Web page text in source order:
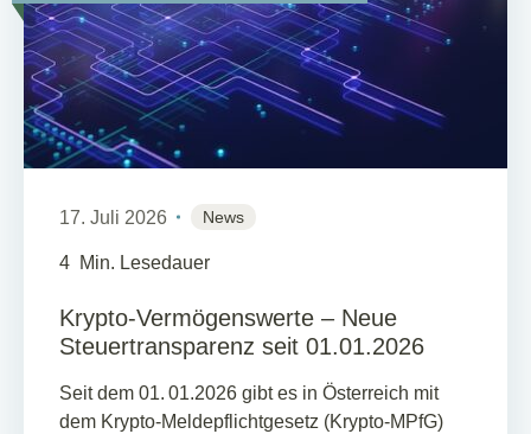
17. Juli 2026 News
4 Min. Lesedauer
Krypto-Vermögenswerte – Neue
Steuertransparenz seit 01.01.2026
Seit dem 01. 01.2026 gibt es in Österreich mit
dem Krypto‑Meldepflichtgesetz (Krypto‑MPfG)